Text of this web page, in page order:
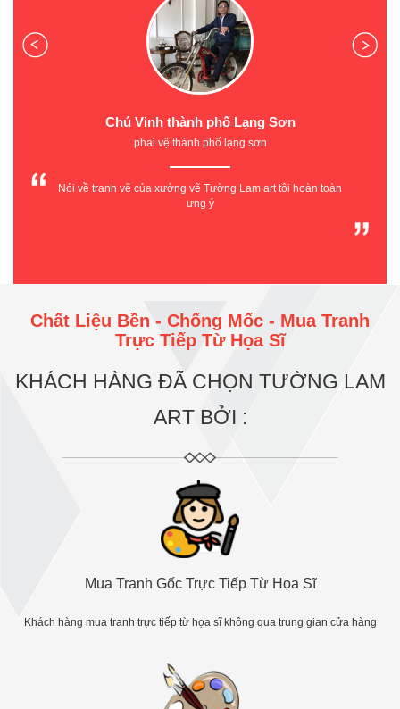
Chú Vinh thành phố Lạng Sơn
phai vệ thành phố lạng sơn
Nói về tranh vẽ của xưởng vẽ Tường Lam art tôi hoàn toàn
ưng ý
Chất Liệu Bền - Chống Mốc - Mua Tranh
Trực Tiếp Từ Họa Sĩ
KHÁCH HÀNG ĐÃ CHỌN TƯỜNG LAM
ART BỞI :
Mua Tranh Gốc Trực Tiếp Từ Họa Sĩ
Khách hàng mua tranh trực tiếp từ họa sĩ không qua trung gian cửa hàng